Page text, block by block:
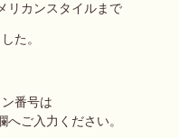
リカンスタイルまで
た。
番号は
へご入力ください。